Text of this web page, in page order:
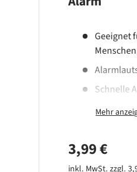
Geeignet
Schnelle
Clip-on-
Batterie:
Material:
Normaler
3,99 €
inkl. MwSt. zzgl.